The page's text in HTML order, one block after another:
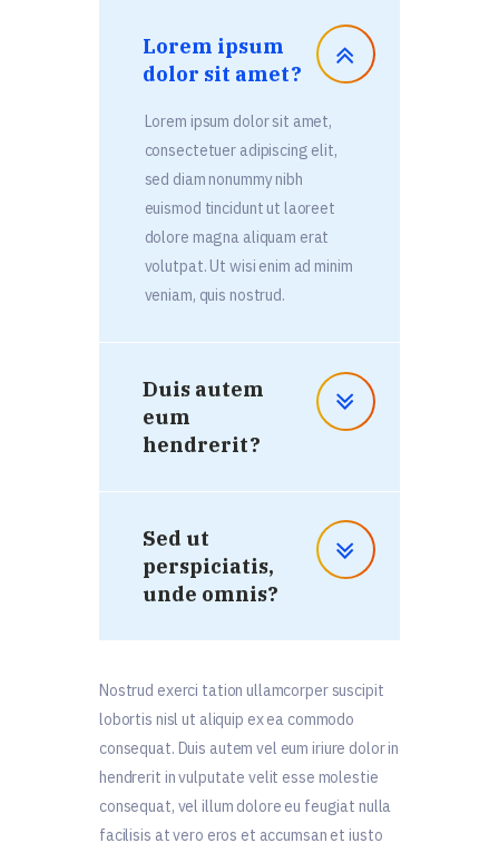
Lorem ipsum
dolor sit amet?
Lorem ipsum dolor sit amet,
consectetuer adipiscing elit,
sed diam nonummy nibh
euismod tincidunt ut laoreet
dolore magna aliquam erat
volutpat. Ut wisi enim ad minim
veniam, quis nostrud.
Duis autem
eum
hendrerit?
Sed ut
perspiciatis,
unde omnis?
Nostrud exerci tation ullamcorper suscipit
lobortis nisl ut aliquip ex ea commodo
consequat. Duis autem vel eum iriure dolor in
hendrerit in vulputate velit esse molestie
consequat, vel illum dolore eu feugiat nulla
facilisis at vero eros et accumsan et iusto